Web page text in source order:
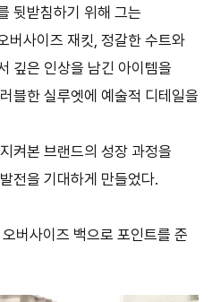
뒷받침하기 위해 그는
버사이즈 재킷, 정갈한 수트와
깊은 인상을 남긴 아이템을
블한 실루엣에 예술적 디테일을
켜본 브랜드의 성장 과정을
전을 기대하게 만들었다.
버사이즈 백으로 포인트를 준